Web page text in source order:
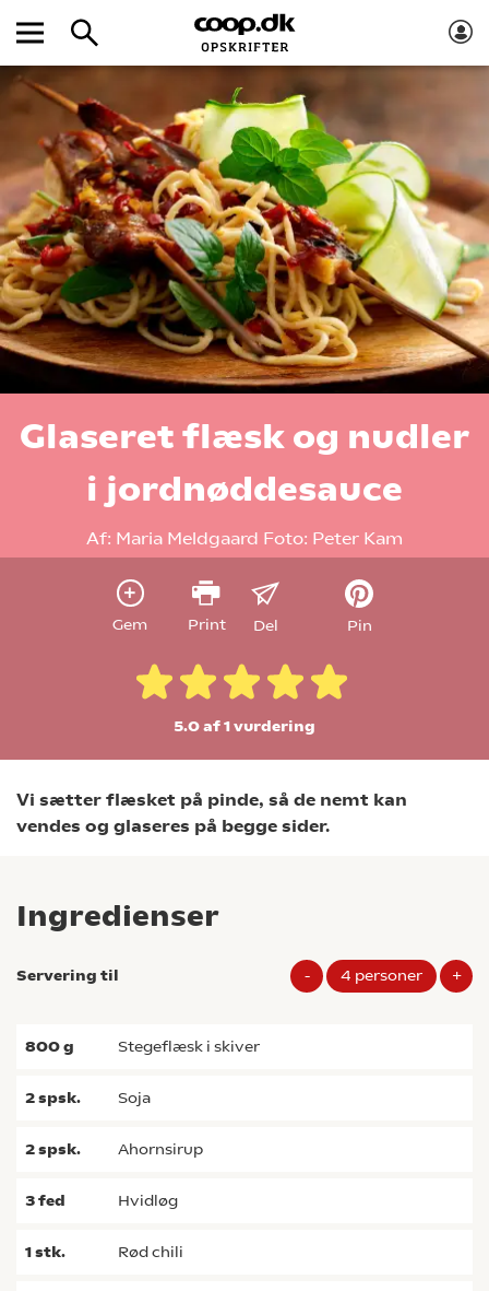
Glaseret flæsk og nudler
i jordnøddesauce
Af: Maria Meldgaard Foto: Peter Kam
Gem Print Del Pin
5.0 af 1vurdering
Vi sætter flæsket på pinde, så de nemt kan
vendes og glaseres på begge sider.
Ingredienser
Servering til - 4 personer +
800g stegeflæsk i skiver
2spsk. soja
2spsk. ahornsirup
3fed hvidløg
1stk. rød chili